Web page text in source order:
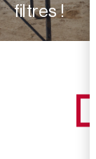
filtres !